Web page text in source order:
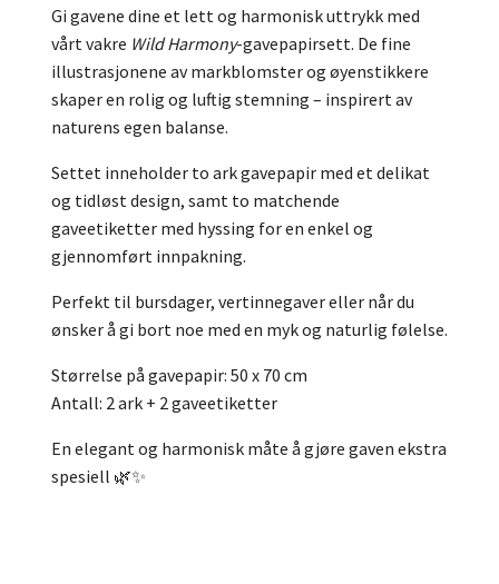
Gi gavene dine et lett og harmonisk uttrykk med
vårt vakre Wild Harmony-gavepapirsett. De fine
illustrasjonene av markblomster og øyenstikkere
skaper en rolig og luftig stemning – inspirert av
naturens egen balanse.
Settet inneholder to ark gavepapir med et delikat
og tidløst design, samt to matchende
gaveetiketter med hyssing for en enkel og
gjennomført innpakning.
Perfekt til bursdager, vertinnegaver eller når du
ønsker å gi bort noe med en myk og naturlig følelse.
Størrelse på gavepapir: 50 x 70 cm
Antall: 2 ark + 2 gaveetiketter
En elegant og harmonisk måte å gjøre gaven ekstra
spesiell 🌿✨